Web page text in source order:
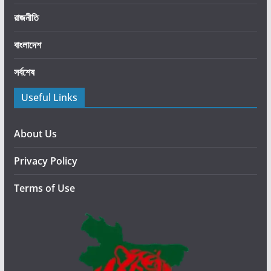
ট
গা
ণ্টা
র
রাজনীতি
বাংলাদেশ
সর্বশেষ
Useful Links
About Us
Privacy Policy
Terms of Use